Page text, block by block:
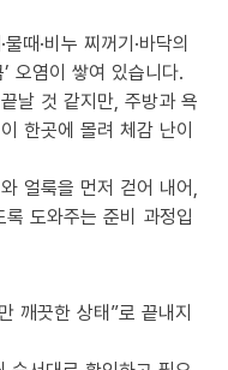
때·비누 찌꺼기·바닥의
오염이 쌓여 있습니다.
날 것 같지만, 주방과 욕
한곳에 몰려 체감 난이
얼룩을 먼저 걷어 내어,
도와주는 준비 과정입
깨끗한 상태”로 끝내지